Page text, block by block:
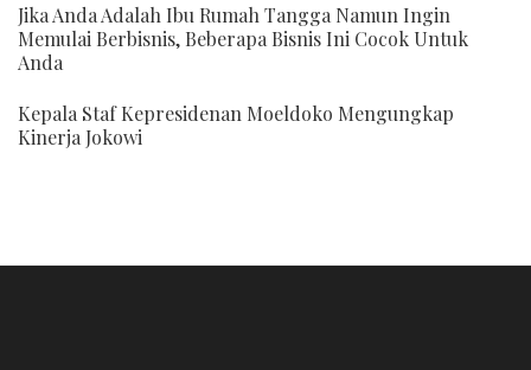
Jika Anda Adalah Ibu Rumah Tangga Namun Ingin
Memulai Berbisnis, Beberapa Bisnis Ini Cocok Untuk
Anda
Kepala Staf Kepresidenan Moeldoko Mengungkap
Kinerja Jokowi